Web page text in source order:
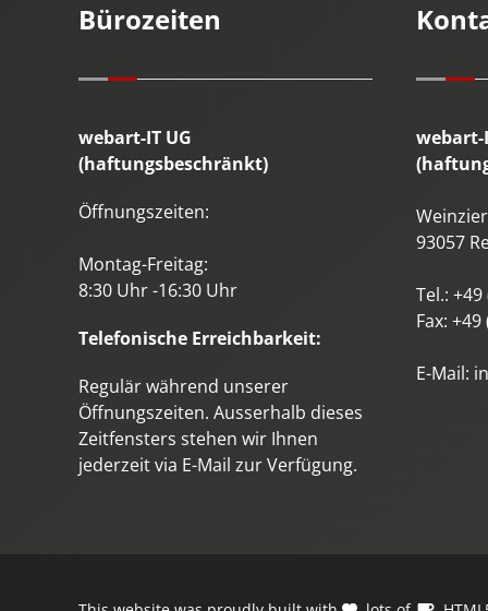
Bürozeiten
webart-IT UG
(haftungsbeschränkt)
Öffnungszeiten:
Montag-Freitag:
8:30 Uhr -16:30 Uhr
Telefonische Erreichbarkeit:
Regulär während unserer
Öffnungszeiten. Ausserhalb dieses
Zeitfensters stehen wir Ihnen
jederzeit via E-Mail zur Verfügung.
webart-
93057
Tel.: +49
Fax: +49
E-Mail: